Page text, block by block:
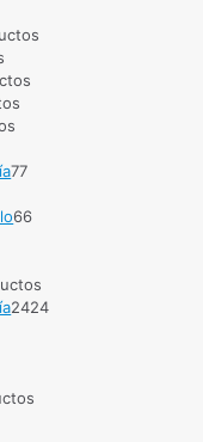
77
66
2424